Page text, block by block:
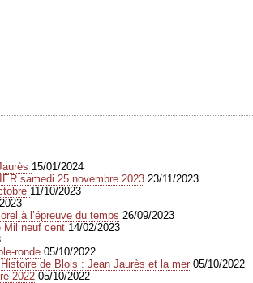
15/01/2024
samedi 25 novembre 2023 23/11/2023
11/10/2023
à l’épreuve du temps 26/09/2023
Mil neuf cent 14/02/2023
ronde 05/10/2022
de Blois : Jean Jaurès et la mer 05/10/2022
2022 05/10/2022